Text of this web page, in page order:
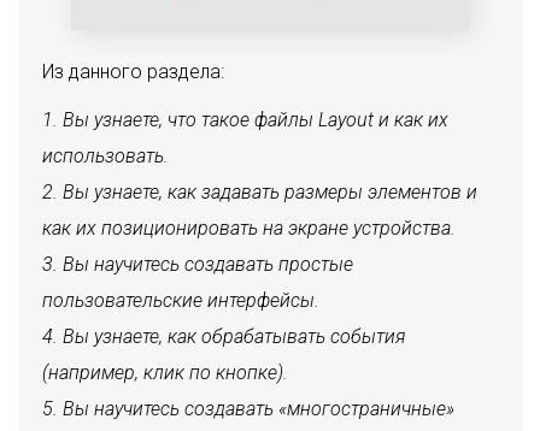
Из данного раздела:
Вы узнаете, что такое файлы Layout и как их
использовать.
Вы узнаете, как задавать размеры элементов и
как их позиционировать на экране устройства.
Вы научитесь создавать простые
пользовательские интерфейсы.
Вы узнаете, как обрабатывать события
(например, клик по кнопке).
Вы научитесь создавать «многостраничные»